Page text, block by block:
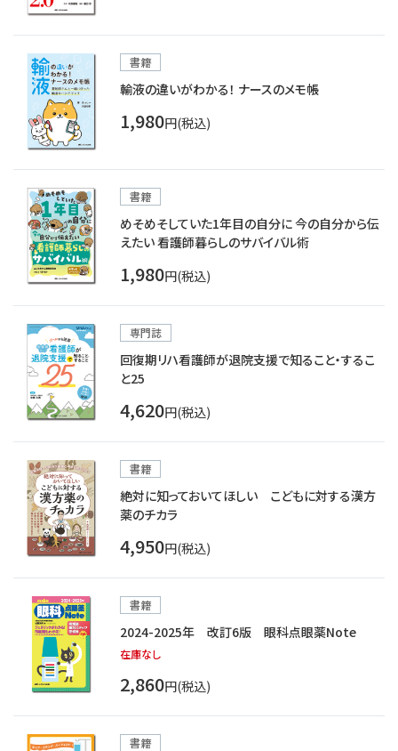
書籍
輸液の違いがわかる！ ナースのメモ帳
1,980円(税込)
書籍
めそめそしていた1年目の自分に 今の自分から伝
えたい 看護師暮らしのサバイバル術
1,980円(税込)
専門誌
回復期リハ看護師が退院支援で知ること・するこ
と25
4,620円(税込)
書籍
絶対に知っておいてほしい こどもに対する漢方
薬のチカラ
4,950円(税込)
書籍
2024-2025年 改訂6版 眼科点眼薬Note
在庫なし
2,860円(税込)
書籍